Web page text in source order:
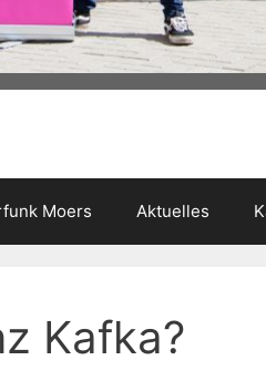
Moers Aktuelles
Kafka?